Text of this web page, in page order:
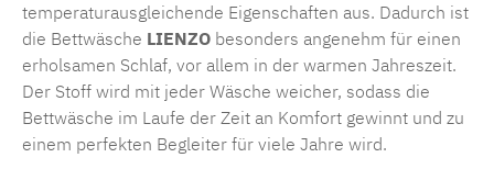
temperaturausgleichende Eigenschaften aus. Dadurch ist
die Bettwäsche LIENZO besonders angenehm für einen
erholsamen Schlaf, vor allem in der warmen Jahreszeit.
Der Stoff wird mit jeder Wäsche weicher, sodass die
Bettwäsche im Laufe der Zeit an Komfort gewinnt und zu
einem perfekten Begleiter für viele Jahre wird.